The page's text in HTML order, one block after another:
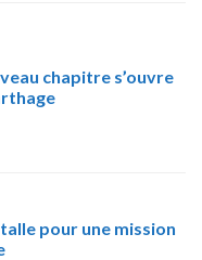
chapitre s’ouvre
pour une mission